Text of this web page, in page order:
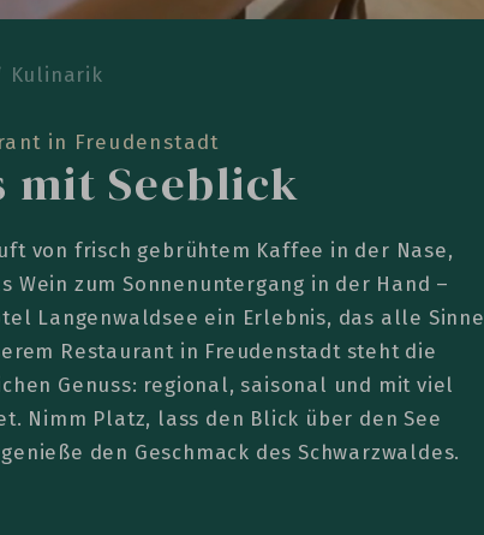
Kulinarik
in Freudenstadt
mit Seeblick
von frisch gebrühtem Kaffee in der Nase,
Wein zum Sonnenuntergang in der Hand –
Langenwaldsee ein Erlebnis, das alle Sinne
Restaurant in Freudenstadt steht die
Genuss: regional, saisonal und mit viel
Nimm Platz, lass den Blick über den See
den Geschmack des Schwarzwaldes.